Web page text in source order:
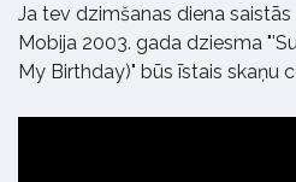
Ja tev dzimšanas diena
Mobija 2003. gada dziesma
My Birthday)" būs īstais skaņu